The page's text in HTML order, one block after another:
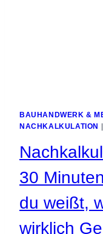
BAUHANDWERK &
NACHKALKULATION
30
du weißt,
wirklich